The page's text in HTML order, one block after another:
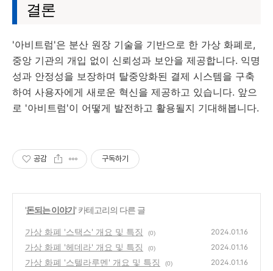
결론
'아비트럼'은 분산 원장 기술을 기반으로 한 가상 화폐로,
중앙 기관의 개입 없이 신뢰성과 보안을 제공합니다. 익명
성과 안정성을 보장하며 탈중앙화된 결제 시스템을 구축
하여 사용자에게 새로운 혁신을 제공하고 있습니다. 앞으
로 '아비트럼'이 어떻게 발전하고 활용될지 기대해봅니다.
공감 구독하기
'돈되는 이야기' 카테고리의 다른 글
가상 화폐 '스택스' 개요 및 특징 (0) 2024.01.16
가상 화폐 '헤데라' 개요 및 특징 (0) 2024.01.16
가상 화폐 '스텔라루멘' 개요 및 특징 (0) 2024.01.16